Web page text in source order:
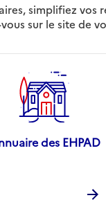
simplifiez vos
sur le site de
des EHPAD